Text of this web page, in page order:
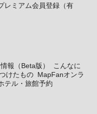
レミアム会員登録（有
報（Beta版）
こんなに
けたもの MapFanオンラ
テル・旅館予約